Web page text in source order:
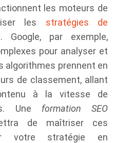
les moteurs de
les stratégies de
Google, par exemple,
pour analyser et
algorithmes prennent en
de classement, allant
à la vitesse de
Une formation SEO
de maîtriser ces
votre stratégie en